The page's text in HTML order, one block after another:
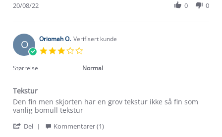
on
Aug
Martha
on
20
Aug
20/08/22 0 0
O Oriomah O. Verifisert kunde
rating
Størrelse Normal
Tekstur
Review
by
O.
review
stating
Den fin men skjorten har en grov tekstur ikke så fin som
vanlig bomull tekstur
Del
Kommentarer (1)
Om Stormberg